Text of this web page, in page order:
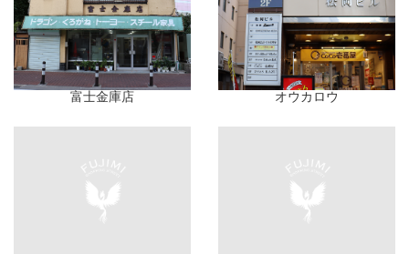
富士金庫店 オウカロウ